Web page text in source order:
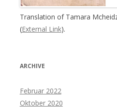
Translation of Tamara
(External Link).
ARCHIVE
Februar 2022
Oktober 2020